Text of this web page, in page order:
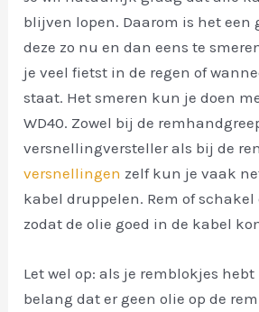
blijven lopen. Daarom is het een
deze zo nu en dan eens te
je veel fietst in de regen of
staat. Het smeren kun je doen
WD40. Zowel bij de
versnellingversteller als bij de
versnellingen zelf kun je vaak
kabel druppelen. Rem of
zodat de olie goed in de kabel
Let wel op: als je remblokjes
belang dat er geen olie op de